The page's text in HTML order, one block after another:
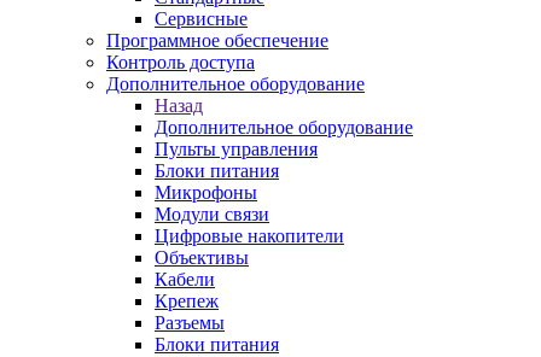
Сервисные
Программное обеспечение
Контроль доступа
Дополнительное оборудование
Назад
Дополнительное оборудование
Пульты управления
Блоки питания
Микрофоны
Модули связи
Цифровые накопители
Объективы
Кабели
Крепеж
Разъемы
Блоки питания